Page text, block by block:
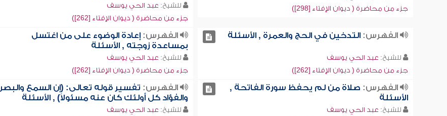
جزء من محاضرة ( ديوان الإفتاء [298])
للشيخ: عبد الحي يوسف
جزء من محاضرة ( ديوان الإفتاء [262])
الفهرس:التدخين في الحج والعمرة , الأسئلة
للشيخ: عبد الحي يوسف
جزء من محاضرة ( ديوان الإفتاء [262])
الفهرس: إعادة الوضوء على من اغتسل
بمساعدة زوجته , الأسئلة
للشيخ: عبد الحي يوسف
جزء من محاضرة ( ديوان الإفتاء [262])
الفهرس: صلاة من لم يحفظ سورة الفاتحة ,
الأسئلة
للشيخ: عبد الحي يوسف
الفهرس: تفسير قوله تعالى: (إن السمع والبصر
والفؤاد كل أولئك كان عنه مسئولاً) , الأسئلة
للشيخ: عبد الحي يوسف